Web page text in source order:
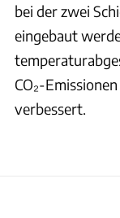
bei der zwei
eingebaut
CO₂-
verbessert.